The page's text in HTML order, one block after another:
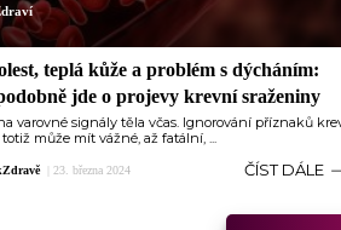
teplá kůže a problém s dýcháním:
jde o projevy krevní sraženiny
varovné signály těla včas. Ignorování příznaků
může mít vážné, až fatální, ...
23. března 2024 ČÍST DÁLE